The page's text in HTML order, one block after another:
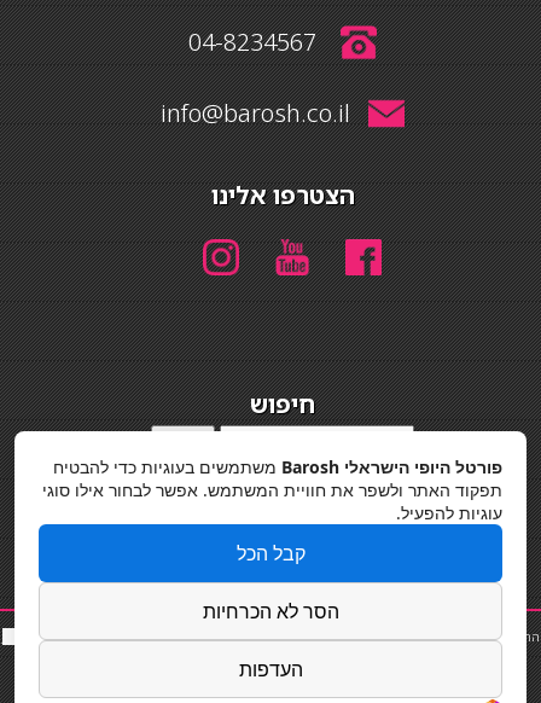
04-8234567
info@barosh.co.il
הצטרפו אלינו
חיפוש
מדיניות פרטיות
החלקות שיער|תאורה לבית|פאות ותוספות שיער|נייל סטודיו|תוספות שיער|שף פרטי|כ
סאות
פורטל היופי הישראלי Barosh
משתמשים בעוגיות כדי להבטיח
תפקוד האתר ולשפר את חוויית המשתמש. אפשר לבחור אילו סוגי
עוגיות להפעיל.
קבל הכל
הסר לא הכרחיות
העדפות